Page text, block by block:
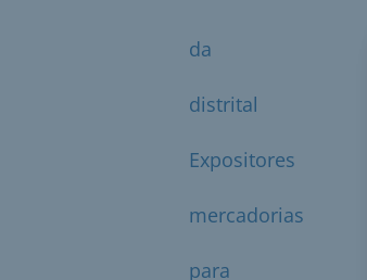
da
distrital
Expositores
mercadorias
para